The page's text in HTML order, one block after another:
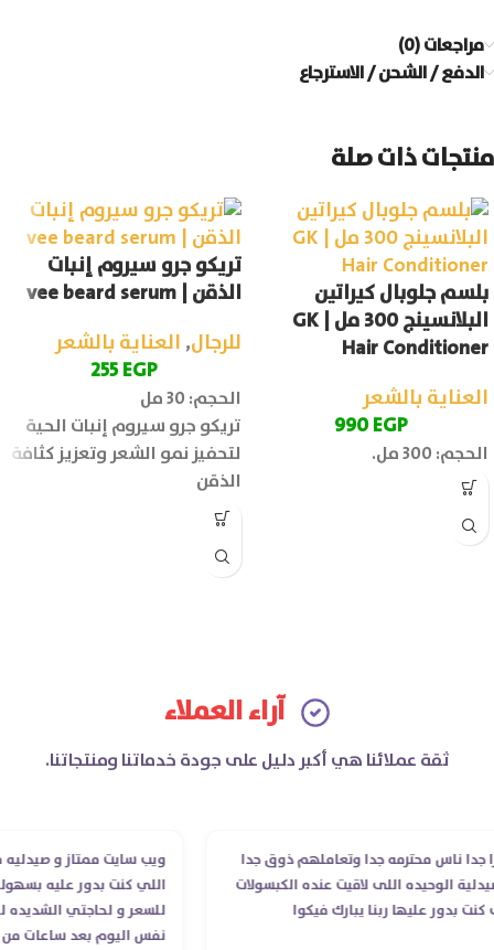
مراجعات (0)
الدفع / الشحن / الاسترجاع
منتجات ذات صلة
بلسم جلوبال كيراتين
البلانسينج 300 مل | GK
Hair Conditioner
العناية بالشعر
990EGP
الحجم: 300 مل.
تريكو جرو سيروم إنبات
الذقن | vee beard serum
للرجال, العناية بالشعر
255EGP
الحجم: 30 مل
تريكو جرو سيروم إنبات الحية
لتحفيز نمو الشعر وتعزيز كثافة
الذقن
آراء العملاء
ثقة عملائنا هي أكبر دليل على جودة خدماتنا ومنتجاتنا.
ناس محترمه جدا وتعاملهم ذوق جدا
الوحيده اللى لاقيت عنده الكبسولات
عليها ربنا يبارك فيكوا
ويب سايت ممتاز و صيدليه
اللي كنت بدور عليه بسهوله
للسعر و لحاجتي الشديده
نفس اليوم بعد ساعات من